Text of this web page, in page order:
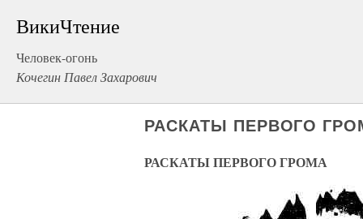
ВикиЧтение
Человек-огонь
Кочегин Павел Захарович
РАСКАТЫ ПЕРВОГО
РАСКАТЫ ПЕРВОГО ГРОМА